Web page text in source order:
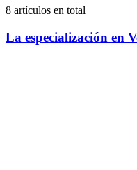
8 artículos en total
La especialización en